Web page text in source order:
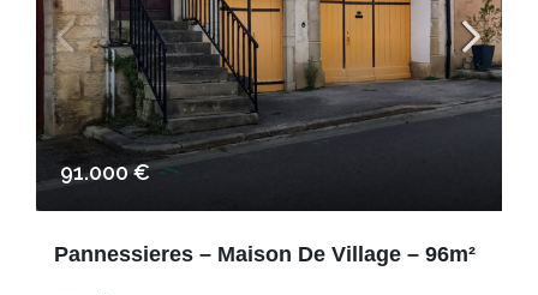
91.000 €
Pannessieres – Maison De Village – 96m²